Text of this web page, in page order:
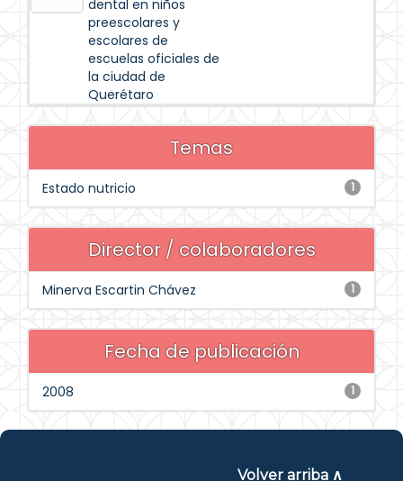
dental en niños
preescolares y
escolares de
escuelas oficiales de
la ciudad de
Querétaro
Temas
1
Estado nutricio
Director / colaboradores
1
Minerva Escartin Chávez
Fecha de publicación
1
2008
Volver arriba ∧